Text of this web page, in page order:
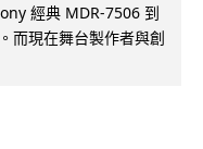
經典 MDR-7506 到
而現在舞台製作者與創